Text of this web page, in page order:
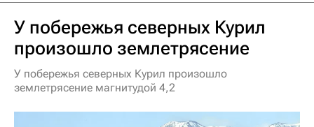
У побережья северных Курил
произошло землетрясение
У побережья северных Курил произошло
землетрясение магнитудой 4,2